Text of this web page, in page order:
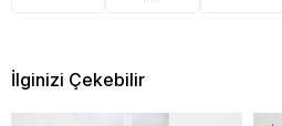
İlginizi Çekebilir